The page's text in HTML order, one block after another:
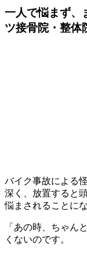
一人で悩まず、
ツ接骨院・整体
バイク事故による
深く、放置すると
悩まされることに
「あの時、ちゃん
くないのです。